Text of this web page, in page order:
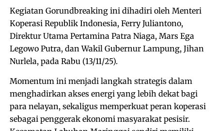
Kegiatan Gorundbreaking ini dihadiri oleh Menteri
Koperasi Republik Indonesia, Ferry Juliantono,
Direktur Utama Pertamina Patra Niaga, Mars Ega
Legowo Putra, dan Wakil Gubernur Lampung, Jihan
Nurlela, pada Rabu (13/11/25).
Momentum ini menjadi langkah strategis dalam
menghadirkan akses energi yang lebih dekat bagi
para nelayan, sekaligus memperkuat peran koperasi
sebagai penggerak ekonomi masyarakat pesisir.